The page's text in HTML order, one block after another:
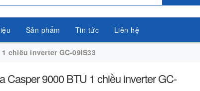
Sản phẩm Tin tức Liên hệ
chiều inverter GC-09IS33
Casper 9000 BTU 1 chiều inverter GC-